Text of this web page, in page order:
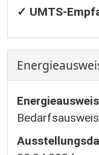
✓ UMTS-
Bedarfs­ausweis